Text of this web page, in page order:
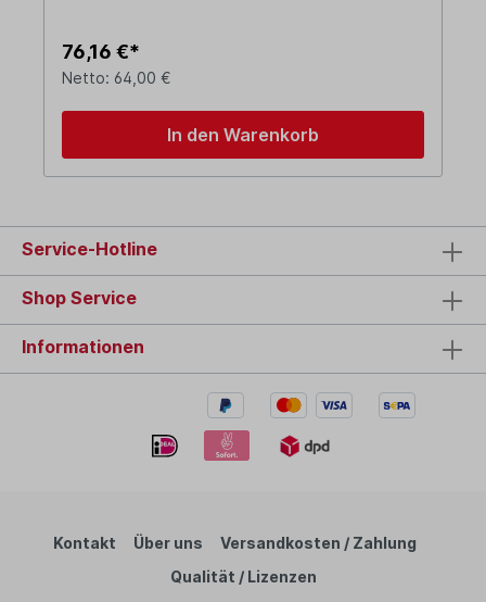
76,16 €*
Netto: 64,00 €
In den Warenkorb
Service-Hotline
Shop Service
Informationen
Kontakt Über uns
Versandkosten / Zahlung
Qualität / Lizenzen